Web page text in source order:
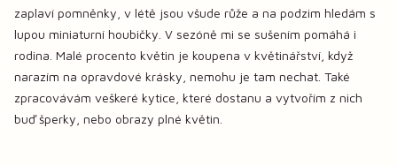
zaplaví pomněnky, v létě jsou všude růže a na podzim hledám s
lupou miniaturní houbičky. V sezóně mi se sušením pomáhá i
rodina. Malé procento květin je koupena v květinářství, když
narazím na opravdové krásky, nemohu je tam nechat. Také
zpracovávám veškeré kytice, které dostanu a vytvořím z nich
buď šperky, nebo obrazy plné květin.